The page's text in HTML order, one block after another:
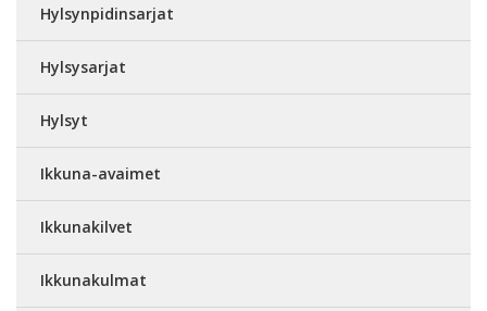
Hylsynpidinsarjat
Hylsysarjat
Hylsyt
Ikkuna-avaimet
Ikkunakilvet
Ikkunakulmat